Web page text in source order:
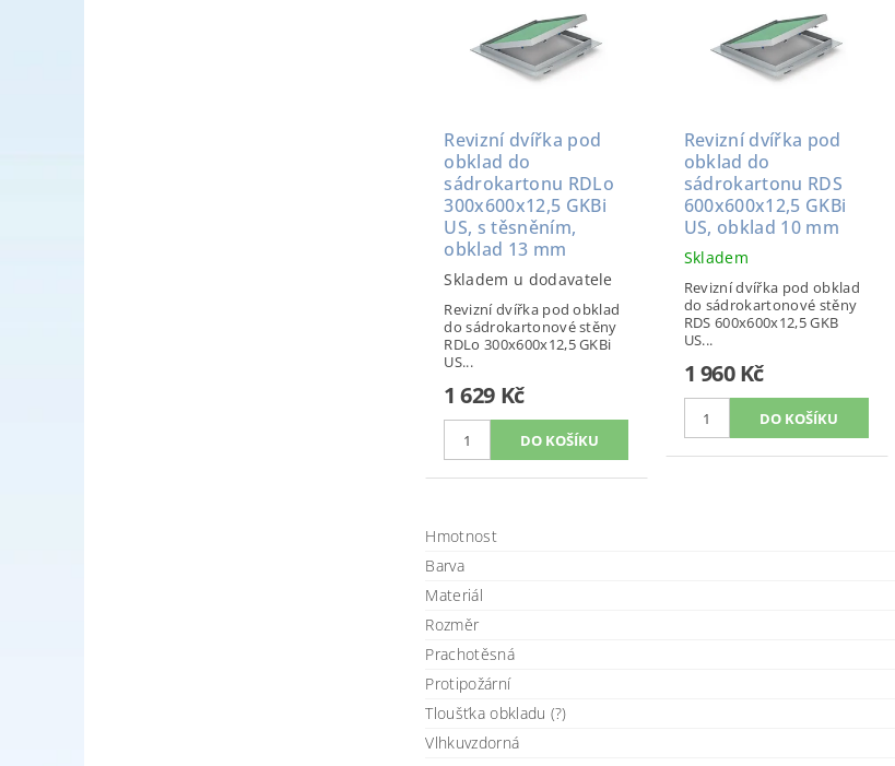
Revizní dvířka pod
obklad do
sádrokartonu RDLo
300x600x12,5 GKBi
US, s těsněním,
obklad 13 mm
Skladem u dodavatele
Revizní dvířka pod obklad
do sádrokartonové stěny
RDLo 300x600x12,5 GKBi
US...
1 629 Kč
Revizní dvířka pod
obklad do
sádrokartonu RDS
600x600x12,5 GKBi
US, obklad 10 mm
Skladem
Revizní dvířka pod obklad
do sádrokartonové stěny
RDS 600x600x12,5 GKB
US...
1 960 Kč
Hmotnost
Barva
Materiál
Rozměr
Prachotěsná
Protipožární
Tloušťka obkladu (?)
Vlhkuvzdorná